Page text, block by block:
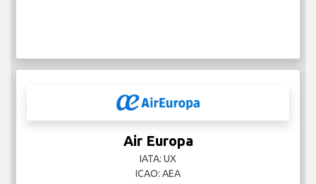
Air Europa
IATA: UX
ICAO: AEA